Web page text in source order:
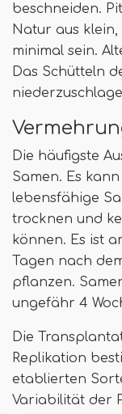
beschneiden.
Natur aus
minimal sein.
Das Schütteln
Die häufigste
Samen. Es
lebensfähige
trocknen und
können. Es ist
Tagen nach
pflanzen.
ungefähr 4
Die
Replikation
etablierten
Variabilität der